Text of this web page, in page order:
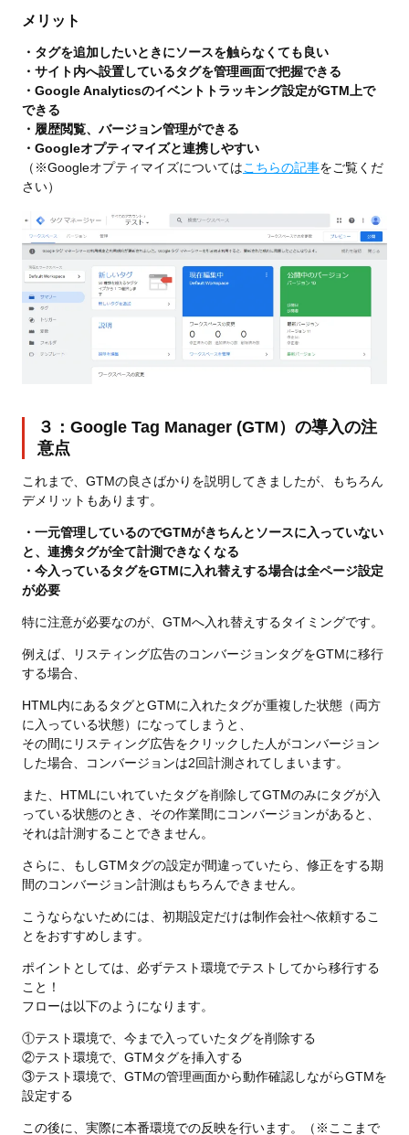
メリット
・タグを追加したいときにソースを触らなくても良い
・サイト内へ設置しているタグを管理画面で把握できる
・Google Analyticsのイベントトラッキング設定がGTM上で
できる
・履歴閲覧、バージョン管理ができる
・Googleオプティマイズと連携しやすい
（※Googleオプティマイズについてはこちらの記事をご覧くだ
さい）
３：Google Tag Manager (GTM）の導入の注
意点
これまで、GTMの良さばかりを説明してきましたが、もちろん
デメリットもあります。
・一元管理しているのでGTMがきちんとソースに入っていない
と、連携タグが全て計測できなくなる
・今入っているタグをGTMに入れ替えする場合は全ページ設定
が必要
特に注意が必要なのが、GTMへ入れ替えするタイミングです。
例えば、リスティング広告のコンバージョンタグをGTMに移行
する場合、
HTML内にあるタグとGTMに入れたタグが重複した状態（両方
に入っている状態）になってしまうと、
その間にリスティング広告をクリックした人がコンバージョン
した場合、コンバージョンは2回計測されてしまいます。
また、HTMLにいれていたタグを削除してGTMのみにタグが入
っている状態のとき、その作業間にコンバージョンがあると、
それは計測することできません。
さらに、もしGTMタグの設定が間違っていたら、修正をする期
間のコンバージョン計測はもちろんできません。
こうならないためには、初期設定だけは制作会社へ依頼するこ
とをおすすめします。
ポイントとしては、必ずテスト環境でテストしてから移行する
こと！
フローは以下のようになります。
①テスト環境で、今まで入っていたタグを削除する
②テスト環境で、GTMタグを挿入する
③テスト環境で、GTMの管理画面から動作確認しながらGTMを
設定する
この後に、実際に本番環境での反映を行います。（※ここまで